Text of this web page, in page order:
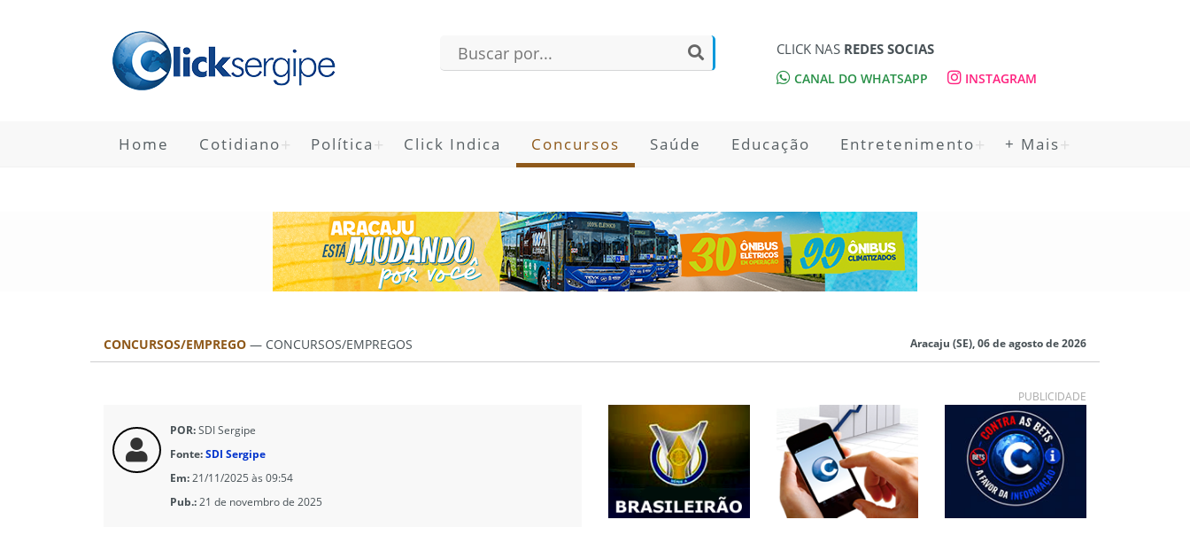
CLICK NAS REDES SOCIAS
CANAL DO WHATSAPP INSTAGRAM
Home Cotidiano Política Click Indica Concursos Saúde Educação Entretenimento + Mais
CONCURSOS/EMPREGO — CONCURSOS/EMPREGOS Aracaju (SE), 06 de agosto de 2026
PUBLICIDADE
POR:SDI Sergipe
Fonte:SDI Sergipe
Em:21/11/2025 às 09:54
Pub.:21 de novembro de 2025